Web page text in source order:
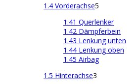
1.4 Vorderachse5
1.41 Querlenker
1.42 Dämpferbein
1.43 Lenkung unten
1.44 Lenkung oben
1.45 Airbag
1.5 Hinterachse3